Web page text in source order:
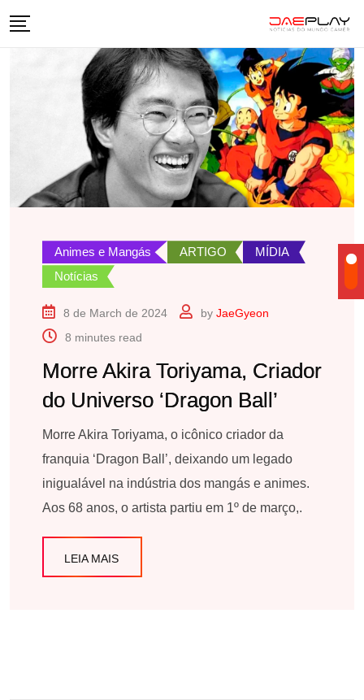
Animes e Mangás ARTIGO
MÍDIA
Notícias
8 de March de 2024 by JaeGyeon
8 minutes read
Morre Akira Toriyama, Criador
do Universo ‘Dragon Ball’
Morre Akira Toriyama, o icônico criador da
franquia ‘Dragon Ball’, deixando um legado
inigualável na indústria dos mangás e animes.
Aos 68 anos, o artista partiu em 1º de março,.
LEIA MAIS